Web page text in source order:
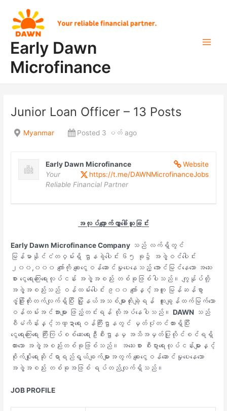
content
Early Dawn
Microfinance
Junior Loan Officer – 13 Posts
Myanmar Posted 3 ပတ် ago
Website
https://t.me/DAWNMicrofinanceJobs
Early Dawn Microfinance
Your
Reliable Financial Partner
အလုပ်လျှောက်လွှာခေါ်ယူခြင်း
Early Dawn Microfinance Company သည် လက်ရှိတွင်
မြန်မာနိုင်ငံတဝှမ်းရှိ ဌာနခွဲပေါင်း ၆၅ ခု၌ အဖွဲ့ဝင်ပေါင်း
၂၀၀,၀၀၀ ကျော်ကို ချေးငွေဝန်ဆောင်မှုပေးနေသည့် အောင်မြင်နေသော အသေး
စား ငွေရေးကြေးရေးလုပ်ငန်း အဖွဲ့အစည်း တစ်ခုဖြစ်ပါသည်။ ကျွန်ုပ်တို့
အဖွဲ့အစည်းသည် ဝန်ထမ်းပေါင်း ၉၀၀ ကျော်နှင့်အတူ မြန်ဆန်စွာ
ဖွံ့ဖြိုးတိုးတက်လျက်ရှိပြီး မြို့နယ်အသစ်များတိုးချဲ့ရန် ထူးချွန်ထက်မြက်သော
ဝန်ထမ်းအင်အားများ ဖြည့်တင်းရန် လိုအပ်နေပါသည်။DAWN သည်
စီမံကိန်းနှင့်ဘဏ္ဍာရေးဝန်ကြီးဌာနတွင် မှတ်ပုံတင်ထားရှိပြီး
ငွေရေးကြေးရေး ကြီးကြပ်စစ်ဆေးရေးဦးစီးဌာနမှ အသိအမှတ်ပြုလိုင်စင်ရရှိ
ထားသော အဖွဲ့အစည်းတစ်ခုဖြစ်သည်။ အသေးစား စီးပွားရေးလုပ်ငန်းများနှင့်
စိုက်ပျိုးရေးဆိုင်ရာရည်ရွယ်ချက်များအတွက် ချေးငွေဝန်ဆောင်မှုပေးနေသော
အဖွဲ့အစည်း တစ်ခုအဖြစ် ရပ်တည်လျက်ရှိသည်။
JOB PROFILE
navigation